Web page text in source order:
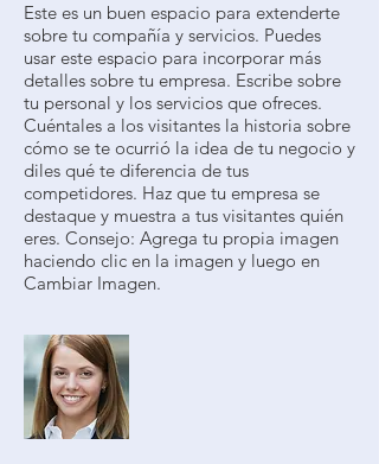
Este es un buen espacio para extenderte
sobre tu compañía y servicios. Puedes
usar este espacio para incorporar más
detalles sobre tu empresa. Escribe sobre
tu personal y los servicios que ofreces.
Cuéntales a los visitantes la historia sobre
cómo se te ocurrió la idea de tu negocio y
diles qué te diferencia de tus
competidores. Haz que tu empresa se
destaque y muestra a tus visitantes quién
eres. Consejo: Agrega tu propia imagen
haciendo clic en la imagen y luego en
Cambiar Imagen.